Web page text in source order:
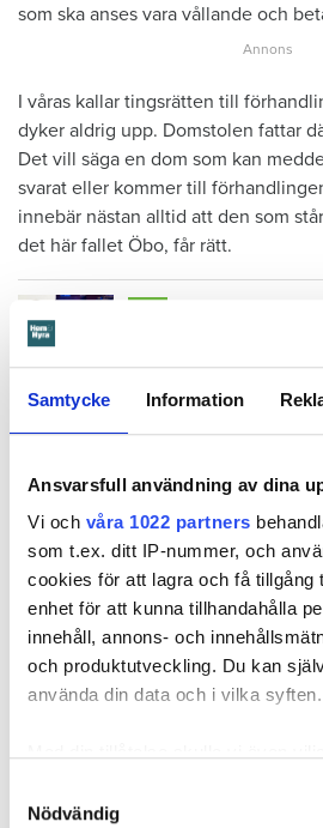
Samtycke Information
Ansvarsfull användning av dina
Vi och våra 1022 partners
som t.ex. ditt IP-nummer, och
cookies för att lagra och få tillgång
enhet för att kunna tillhandahålla
innehåll, annons- och
och produktutveckling. Du kan
använda din data och i vilka syften.
som kan ha en noggrannhet
Nödvändig
som ska anses vara vållande och
I våras kallar tingsrätten till
dyker aldrig upp. Domstolen fattar
Det vill säga en dom som kan
svarat eller kommer till
innebär nästan alltid att den som
det här fallet Öbo, får rätt.
Enligt tredskodomen ska mamman
kronor plus ränta för reparationerna
Det är fortfarande oklart om
Anna Rytterbrant